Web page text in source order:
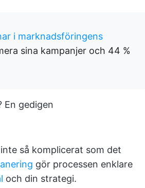
i marknadsföringens
sina kampanjer och 44 %
En gedigen
så komplicerat som det
gör processen enklare
och din strategi.